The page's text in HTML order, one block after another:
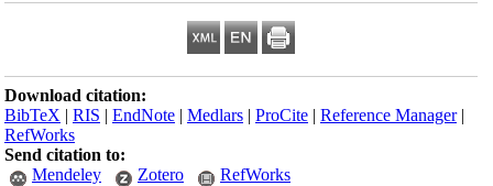
Download citation:
BibTeX |RIS |EndNote |Medlars |ProCite |Reference Manager
RefWorks
Send citation to:
Mendeley
Zotero RefWorks